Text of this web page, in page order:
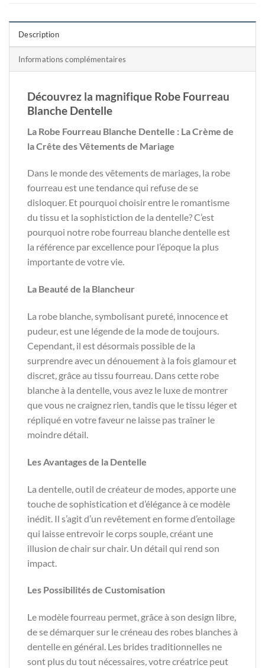
Description
Informations complémentaires
Découvrez la magnifique Robe Fourreau
Blanche Dentelle
La Robe Fourreau Blanche Dentelle : La Crème de
la Crête des Vêtements de Mariage
Dans le monde des vêtements de mariages, la robe
fourreau est une tendance qui refuse de se
disloquer. Et pourquoi choisir entre le romantisme
du tissu et la sophistiction de la dentelle? C’est
pourquoi notre robe fourreau blanche dentelle est
la référence par excellence pour l’époque la plus
importante de votre vie.
La Beauté de la Blancheur
La robe blanche, symbolisant pureté, innocence et
pudeur, est une légende de la mode de toujours.
Cependant, il est désormais possible de la
surprendre avec un dénouement à la fois glamour et
discret, grâce au tissu fourreau. Dans cette robe
blanche à la dentelle, vous avez le luxe de montrer
que vous ne craignez rien, tandis que le tissu léger et
répliqué en votre faveur ne laisse pas traîner le
moindre détail.
Les Avantages de la Dentelle
La dentelle, outil de créateur de modes, apporte une
touche de sophistication et d’élégance à ce modèle
inédit. Il s’agit d’un revêtement en forme d’entoilage
qui laisse entrevoir le corps souple, créant une
illusion de chair sur chair. Un détail qui rend son
impact.
Les Possibilités de Customisation
Le modèle fourreau permet, grâce à son design libre,
de se démarquer sur le créneau des robes blanches à
dentelle en général. Les brides traditionnelles ne
sont plus du tout nécessaires, votre créatrice peut